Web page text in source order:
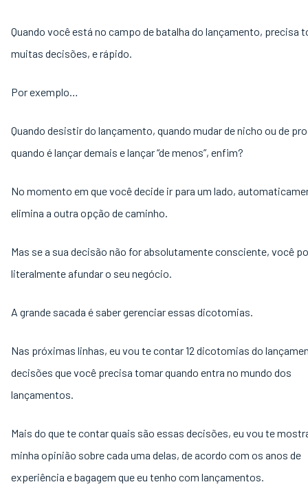
Quando você está no campo de batalha do lançamento, precisa
muitas decisões, e rápido.
Por exemplo…
Quando desistir do lançamento, quando mudar de nicho ou de
quando é lançar demais e lançar “de menos”, enfim?
No momento em que você decide ir para um lado,
elimina a outra opção de caminho.
Mas se a sua decisão não for absolutamente consciente, você
literalmente afundar o seu negócio.
A grande sacada é saber gerenciar essas dicotomias.
Nas próximas linhas, eu vou te contar 12 dicotomias do
decisões que você precisa tomar quando entra no mundo dos
lançamentos.
Mais do que te contar quais são essas decisões, eu vou te
minha opinião sobre cada uma delas, de acordo com os anos de
experiência e bagagem que eu tenho com lançamentos.